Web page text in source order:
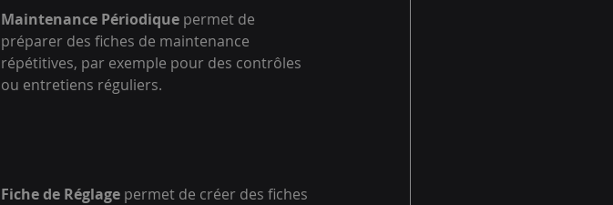
Maintenance Périodique permet de
préparer des fiches de maintenance
répétitives, par exemple pour des contrôles
ou entretiens réguliers.
Fiche de Réglage permet de créer des fiches